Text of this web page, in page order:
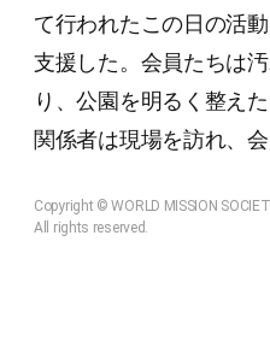
て行われたこの日の活動
支援した。会員たちは
り、公園を明るく整えた
関係者は現場を訪れ、
Copyright © WORLD MISSION
All rights reserved.